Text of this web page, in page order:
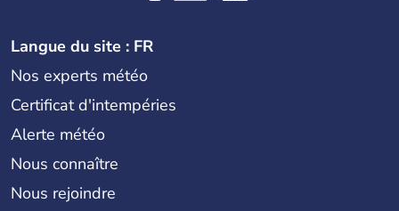
Langue du site : FR
Nos experts météo
Certificat d'intempéries
Alerte météo
Nous connaître
Nous rejoindre